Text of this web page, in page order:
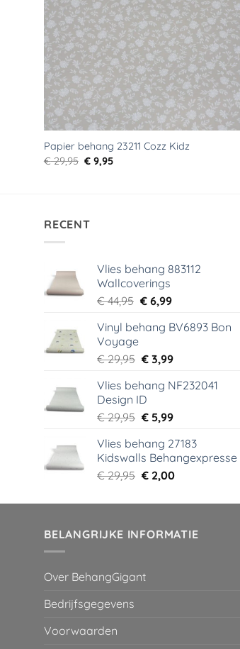
Papier behang 23211 Cozz Kidz
€29,95 Oorspronkelijke
prijs
€ 9,95Huidige
RECENT
Vlies behang 883112
Wallcoverings
€44,95 Oorspronkelijke
was:
€6,99Huidige
is:
Vinyl behang BV6893 Bon
Voyage
€29,95 Oorspronkelijke
was:
€ 29,95.
€3,99Huidige
is:
Vlies behang NF232041
Design ID
€29,95 Oorspronkelijke
was:
€ 29,95.
€5,99Huidige
is:
€ 5,99.
Vlies behang 27183
Kidswalls Behangexpresse
€29,95 Oorspronkelijke
was:
€2,00Huidige
is:
BELANGRIJKE INFORMATIE
Over BehangGigant
Bedrijfsgegevens
Voorwaarden